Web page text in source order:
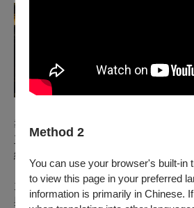
Method 2
You can use your browser's built-in
to view this page in your preferred
information is primarily in Chinese.
導演｜王瑋廉Wang Wei-Lien
王瑋廉，一九七七年出生台北市，台灣
編、導、演作品累積超過六十部。 曾獲
「流浪者計畫」、第四屆「創計畫」獎
九年全國大 專盃話劇總決賽最佳男演
與歷史，如布萊希特《勇氣/媽媽/和她